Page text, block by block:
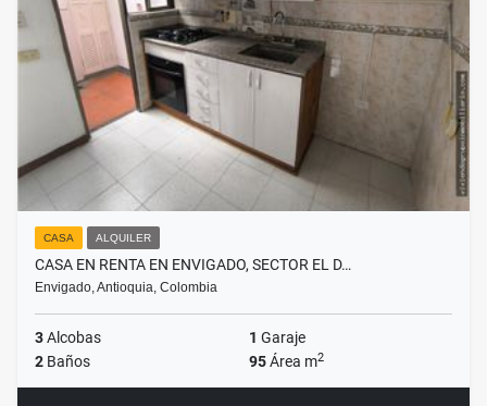
CASA ALQUILER
CASA EN RENTA EN ENVIGADO, SECTOR EL D…
Envigado, Antioquia, Colombia
3Alcobas 1 Garaje
2 Baños 95Área m2